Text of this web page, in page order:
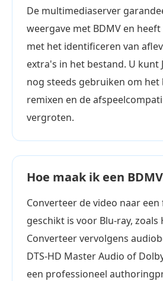
De multimediaserver
weergave met BDMV en
met het identificeren van
extra's in het bestand. U kunt
nog steeds gebruiken om het
remixen en de
vergroten.
Hoe maak ik een
Converteer de video naar
geschikt is voor Blu-ray, zoals
Converteer vervolgens
DTS-HD Master Audio of
een professioneel